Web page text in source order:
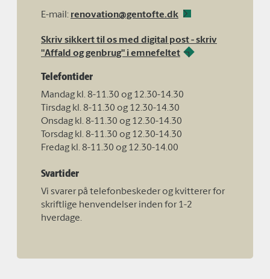
E-mail: renovation@gentofte.dk
Skriv sikkert til os med digital post - skriv
"Affald og genbrug" i emnefeltet
Telefontider
Mandag kl. 8-11.30 og 12.30-14.30
Tirsdag kl. 8-11.30 og 12.30-14.30
Onsdag kl. 8-11.30 og 12.30-14.30
Torsdag kl. 8-11.30 og 12.30-14.30
Fredag kl. 8-11.30 og 12.30-14.00
Svartider
Vi svarer på telefonbeskeder og kvitterer for
skriftlige henvendelser inden for 1-2
hverdage.